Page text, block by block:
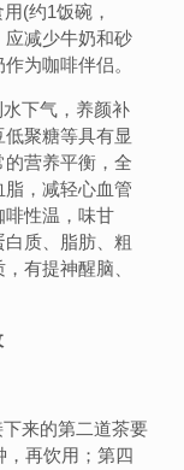
(约1饭碗，
应减少牛奶和砂
为咖啡伴侣。
下气，养颜补
聚糖等具有显
营养平衡，全
，减轻心血管
啡性温，味甘
质、脂肪、粗
有提神醒脑、
来的第二道茶要
，再饮用；第四